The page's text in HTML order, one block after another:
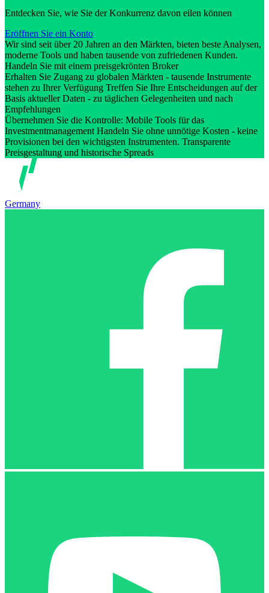
Entdecken Sie, wie Sie der Konkurrenz davon eilen können
Eröffnen Sie ein Konto
Wir sind seit über 20 Jahren an den Märkten, bieten beste Analysen,
moderne Tools und haben tausende von zufriedenen Kunden.
Handeln Sie mit einem preisgekrönten Broker
Erhalten Sie Zugang zu globalen Märkten - tausende Instrumente
stehen zu Ihrer Verfügung Treffen Sie Ihre Entscheidungen auf der
Basis aktueller Daten - zu täglichen Gelegenheiten und nach
Empfehlungen
Übernehmen Sie die Kontrolle: Mobile Tools für das
Investmentmanagement Handeln Sie ohne unnötige Kosten - keine
Provisionen bei den wichtigsten Instrumenten. Transparente
Preisgestaltung und historische Spreads
Germany